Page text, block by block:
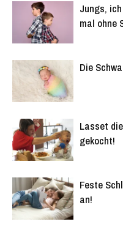
Jungs,
mal ohne
Die
Lasset
gekocht!
Feste
an!